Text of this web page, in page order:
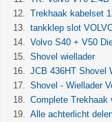
Trekhaak kabelset
tankklep slot
Volvo S40 + V50
Shovel wiellader
JCB 436HT Shovel
Shovel - Wiellader
Complete Trekhaak
Alle achterlicht